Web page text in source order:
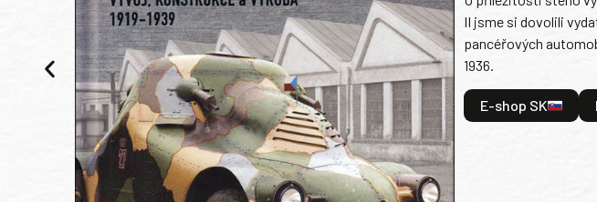
II jsme si dovolili
pancéřových
1936.
E-shop SK